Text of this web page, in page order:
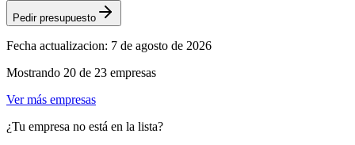
Pedir presupuesto
Fecha actualizacion: 7 de agosto de 2026
Mostrando 20 de 23 empresas
Ver más empresas
¿Tu empresa no está en la lista?